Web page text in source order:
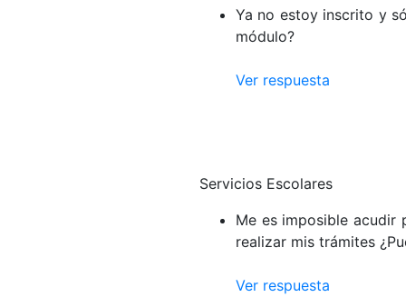
Ya no estoy inscrito y
módulo?
Ver respuesta
Servicios Escolares
Me es imposible acudir
realizar mis trámites
Ver respuesta